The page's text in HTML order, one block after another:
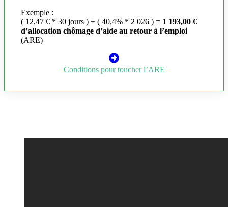
Exemple :
( 12,47 € * 30 jours ) + ( 40,4% * 2 026 ) = 1 193,00 €
d’allocation chômage d’aide au retour à l’emploi
(ARE)
Conditions pour toucher l’ARE